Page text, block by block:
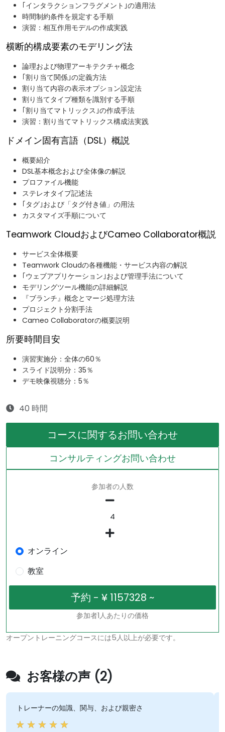
｢インタラクションフラグメント｣の適用法
時間制約条件を規定する手順
演習：相互作用モデルの作成実践
横断的構成要素のモデリング法
論理および物理アーキテクチャ概念
｢割り当て関係｣の定義方法
割り当て内容の表示オプション設定法
割り当てタイプ種類を識別する手順
｢割り当てマトリックス｣の作成手法
演習：割り当てマトリックス構成法実践
ドメイン固有言語（DSL）概説
概要紹介​
DSL基本概念および全体像の解説​
プロファイル機能​
ステレオタイプ記述法​
｢タグ｣および「タグ付き値」の用法​
カスタマイズ手順について​
Teamwork CloudおよびCameo Collaborator概説
サービス全体概要​
Teamwork Cloudの各種機能・サービス内容の解説​
｢ウェブアプリケーション｣および管理手法について​
モデリングツール機能の詳細解説​
『ブランチ』概念とマージ処理方法​
プロジェクト分割手法​
Cameo Collaboratorの概要説明
所要時間目安
演習実施分：全体の60％
スライド説明分：35％
デモ映像視聴分：5％
40 時間
コースに関するお問い合わせ
コンサルティングお問い合わせ
参加者の人数
オンライン
教室
参加者1人あたりの価格
オープントレーニングコースには5人以上が必要です。
お客様の声 (2)
トレーナーの知識、関与、および親密さ